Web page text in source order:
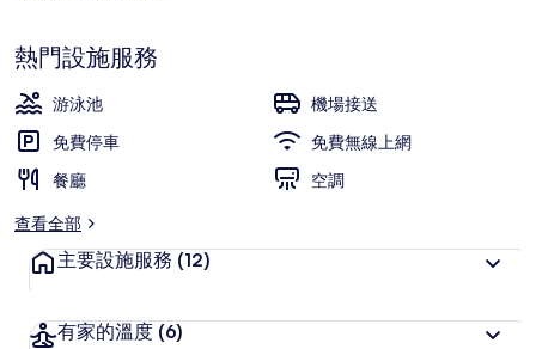
熱門設施服務
游泳池
機場接送
免費停車
免費無線上網
餐廳
空調
查看全部
主要設施服務 (12)
有家的溫度 (6)